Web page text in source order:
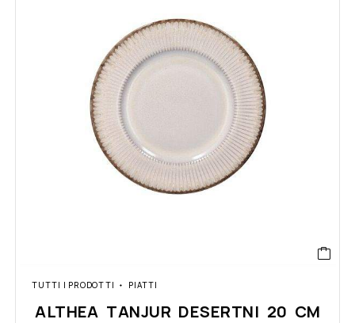
TUTTI I PRODOTTI PIATTI
ALTHEA TANJUR DESERTNI 20 CM